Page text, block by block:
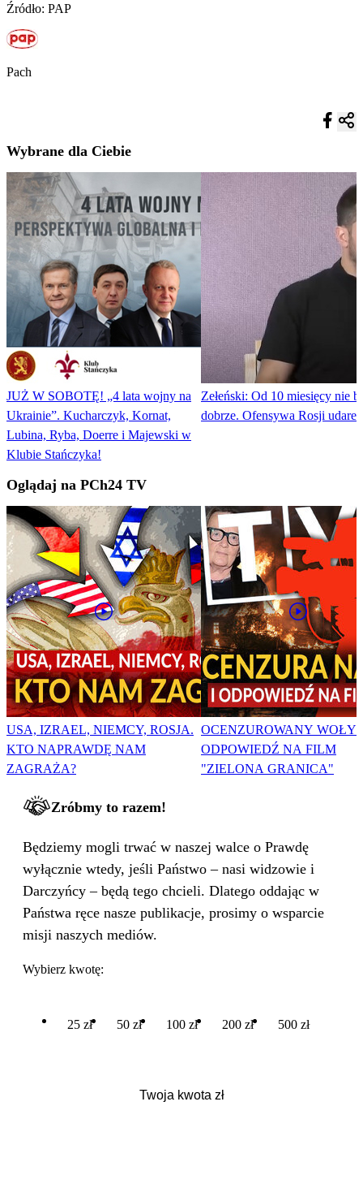
Źródło: PAP
Pach
Wybrane dla Ciebie
JUŻ W SOBOTĘ! „4 lata wojny na
Ukrainie”. Kucharczyk, Kornat,
Lubina, Ryba, Doerre i Majewski w
Klubie Stańczyka!
Zełeński: Od 10 miesięcy nie
dobrze. Ofensywa Rosji
Oglądaj na PCh24 TV
USA, IZRAEL, NIEMCY, ROSJA.
KTO NAPRAWDĘ NAM
ZAGRAŻA?
OCENZUROWANY
ODPOWIEDŹ NA FILM
"ZIELONA GRANICA"
Zróbmy to razem!
Będziemy mogli trwać w naszej walce o Prawdę
wyłącznie wtedy, jeśli Państwo – nasi widzowie i
Darczyńcy – będą tego chcieli. Dlatego oddając w
Państwa ręce nasze publikacje, prosimy o wsparcie
misji naszych mediów.
Wybierz kwotę:
25 zł 50 zł 100 zł 200 zł 500 zł